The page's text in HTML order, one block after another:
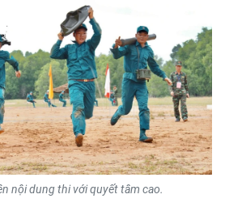
nội dung thi với quyết tâm cao.